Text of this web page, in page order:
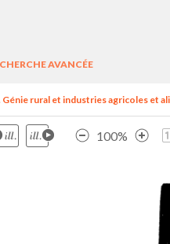
AVANCÉE
Génie rural et industries agricoles et
100%